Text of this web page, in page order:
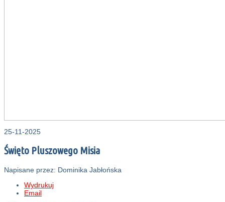
25-11-2025
Święto Pluszowego Misia
Napisane przez: Dominika Jabłońska
Wydrukuj
Email